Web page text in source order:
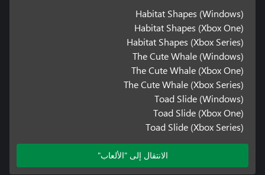
Habitat Shapes (Windows)
Habitat Shapes (Xbox One)
Habitat Shapes (Xbox Series)
The Cute Whale (Windows)
The Cute Whale (Xbox One)
The Cute Whale (Xbox Series)
Toad Slide (Windows)
Toad Slide (Xbox One)
Toad Slide (Xbox Series)
الانتقال إلى "الألعاب"